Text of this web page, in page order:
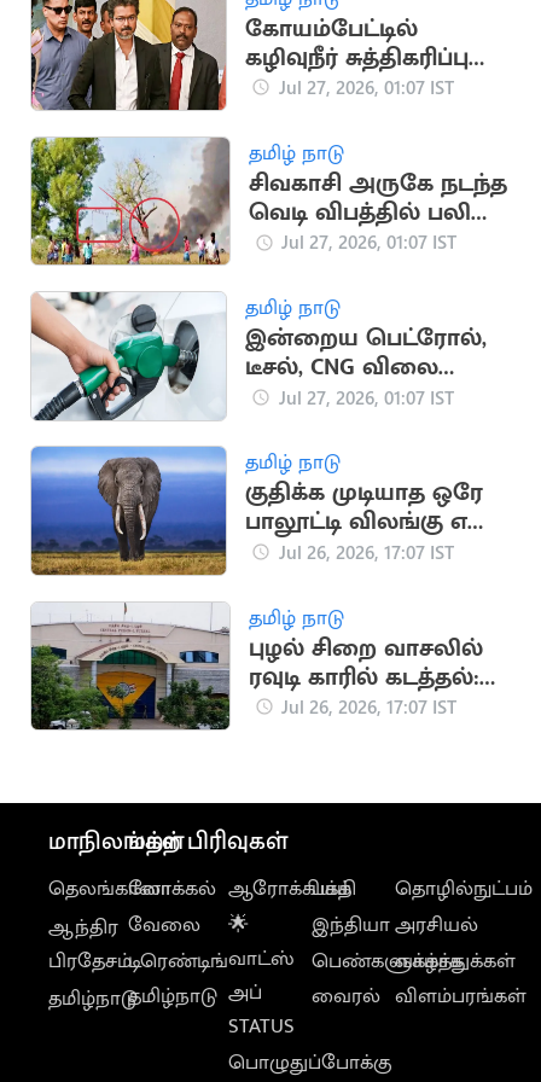
கோயம்பேட்டில்
கழிவுநீர் சுத்திகரிப்பு
நிலையத்தில் CM
Jul 27, 2026, 01:07 IST
தமிழ் நாடு
சிவகாசி அருகே நடந்த
வெடி விபத்தில் பலி
எண்ணிக்கை 5ஆக
Jul 27, 2026, 01:07 IST
தமிழ் நாடு
இன்றைய பெட்ரோல்,
டீசல், CNG விலை
நிலவரம்
Jul 27, 2026, 01:07 IST
தமிழ் நாடு
குதிக்க முடியாத ஒரே
பாலூட்டி விலங்கு எது
தெரியுமா?
Jul 26, 2026, 17:07 IST
தமிழ் நாடு
புழல் சிறை வாசலில்
ரவுடி காரில் கடத்தல்:
உறவினர்கள் 4 பேர்
Jul 26, 2026, 17:07 IST
மாநிலங்கள்
தெலங்கானா
ஆந்திர
பிரதேசம்
தமிழ்நாடு
மற்ற பிரிவுகள்
லோக்கல்
வேலை
டிரெண்டிங்
தமிழ்நாடு
ஆரோக்கியம்
🌟
வாட்ஸ்
அப்
STATUS
பொழுதுப்போக்கு
பக்தி
இந்தியா
பெண்களுக்காக
வைரல்
தொழில்நுட்பம்
அரசியல்
வாழ்த்துக்கள்
விளம்பரங்கள்